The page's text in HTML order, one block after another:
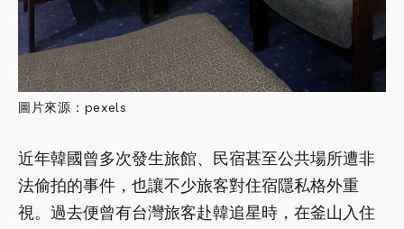
圖片來源：pexels
近年韓國曾多次發生旅館、民宿甚至公共場所遭非
法偷拍的事件，也讓不少旅客對住宿隱私格外重
視。過去便曾有台灣旅客赴韓追星時，在釜山入住